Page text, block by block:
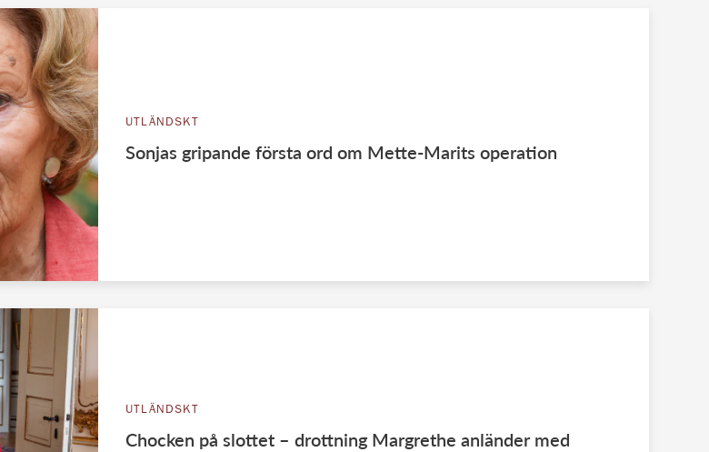
UTLÄNDSKT
Sonjas gripande första ord om Mette-Marits operation
UTLÄNDSKT
Chocken på slottet – drottning Margrethe anländer med